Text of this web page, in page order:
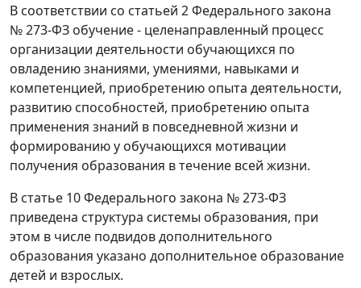
В соответствии со статьей 2 Федерального закона
№ 273-ФЗ обучение - целенаправленный процесс
организации деятельности обучающихся по
овладению знаниями, умениями, навыками и
компетенцией, приобретению опыта деятельности,
развитию способностей, приобретению опыта
применения знаний в повседневной жизни и
формированию у обучающихся мотивации
получения образования в течение всей жизни.
В статье 10 Федерального закона № 273-ФЗ
приведена структура системы образования, при
этом в числе подвидов дополнительного
образования указано дополнительное образование
детей и взрослых.